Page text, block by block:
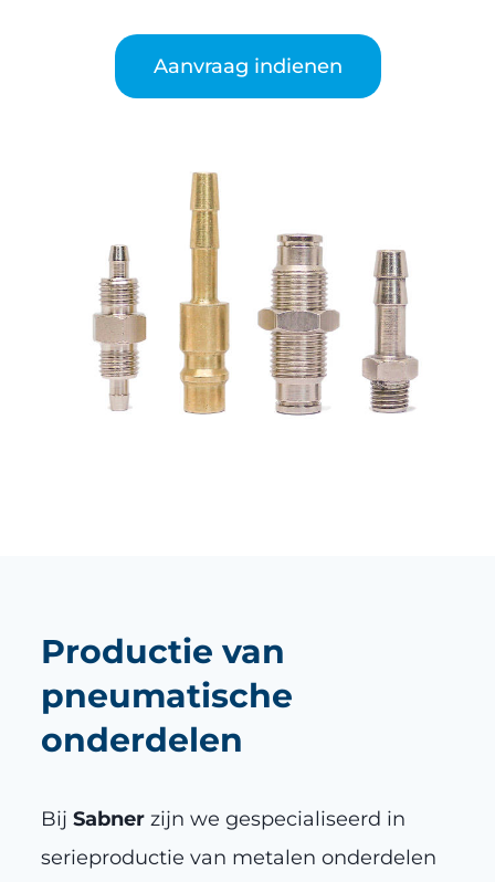
Aanvraag indienen
Productie van
pneumatische
onderdelen
Bij Sabner zijn we gespecialiseerd in
serieproductie van metalen onderdelen